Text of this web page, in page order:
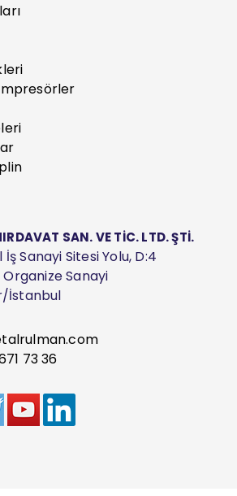
SAN. VE TİC. LTD. ŞTİ.
Sanayi Sitesi Yolu, D:4
Sanayi
İstanbul
73 36